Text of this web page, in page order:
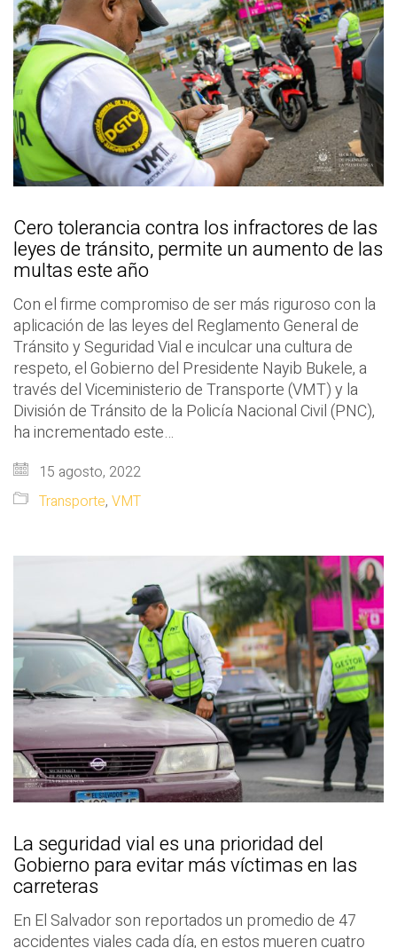
Cero tolerancia contra los infractores de las
leyes de tránsito, permite un aumento de las
multas este año
Con el firme compromiso de ser más riguroso con la
aplicación de las leyes del Reglamento General de
Tránsito y Seguridad Vial e inculcar una cultura de
respeto, el Gobierno del Presidente Nayib Bukele, a
través del Viceministerio de Transporte (VMT) y la
División de Tránsito de la Policía Nacional Civil (PNC),
ha incrementado este…
15 agosto, 2022
Transporte, VMT
La seguridad vial es una prioridad del
Gobierno para evitar más víctimas en las
carreteras
En El Salvador son reportados un promedio de 47
accidentes viales cada día, en estos mueren cuatro